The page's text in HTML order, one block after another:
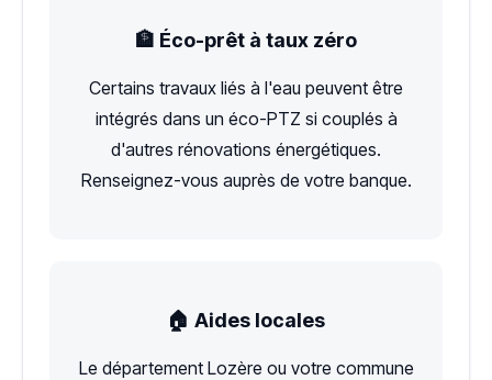
🏦 Éco-prêt à taux zéro
Certains travaux liés à l'eau peuvent être
intégrés dans un éco-PTZ si couplés à
d'autres rénovations énergétiques.
Renseignez-vous auprès de votre banque.
🏠 Aides locales
Le département Lozère ou votre commune